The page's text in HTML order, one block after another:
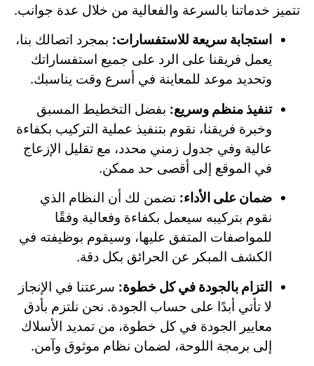
تتميز خدماتنا بالسرعة والفعالية من خلال عدة جوانب.
استجابة سريعة للاستفسارات: بمجرد اتصالك بنا،
يعمل فريقنا على الرد على جميع استفساراتك
وتحديد موعد للمعاينة في أسرع وقت يناسبك.
تنفيذ منظم وسريع: بفضل التخطيط المسبق
وخبرة فريقنا، نقوم بتنفيذ عملية التركيب بكفاءة
عالية وفي جدول زمني محدد، مع تقليل الإزعاج
في الموقع إلى أقصى حد ممكن.
ضمان على الأداء: نضمن لك أن النظام الذي
نقوم بتركيبه سيعمل بكفاءة وفعالية وفقًا
للمواصفات المتفق عليها، وسيقوم بوظيفته في
الكشف المبكر عن الحرائق بكل دقة.
التزام بالجودة في كل خطوة: سرعتنا في الإنجاز
لا تأتي أبدًا على حساب الجودة. نحن نلتزم بأدق
معايير الجودة في كل خطوة، من تمديد الأسلاك
إلى برمجة اللوحة، لضمان نظام موثوق وآمن.